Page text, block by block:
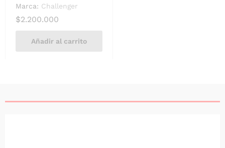
Marca: Challenger
$2.200.000
Añadir al carrito